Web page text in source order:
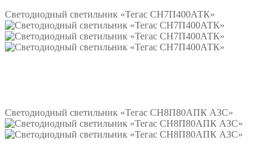
Светодиодный светильник «Тегас СН7П400АТК»
Светодиодный светильник «Тегас СН8П80АПК АЗС»